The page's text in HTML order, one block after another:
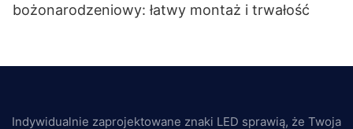
bożonarodzeniowy: łatwy montaż i trwałość
Indywidualnie zaprojektowane znaki LED sprawią, że Twoja